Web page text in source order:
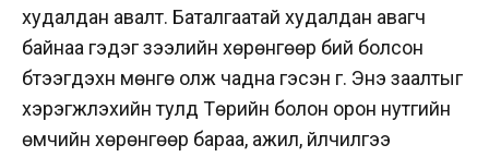
худалдан авалт. Баталгаатай худалдан авагч
байнаа гэдэг зээлийн хөрөнгөөр бий болсон
бүтээгдэхүүн мөнгө олж чадна гэсэн үг. Энэ заалтыг
хэрэгжүүлэхийн тулд Төрийн болон орон нутгийн
өмчийн хөрөнгөөр бараа, ажил, үйлчилгээ